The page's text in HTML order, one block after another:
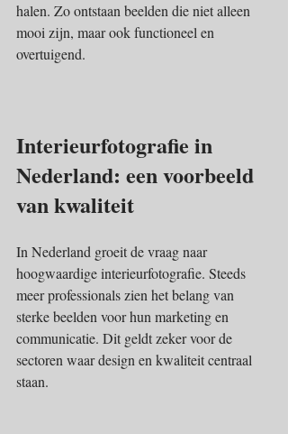
halen. Zo ontstaan beelden die niet alleen
mooi zijn, maar ook functioneel en
overtuigend.
Interieurfotografie in
Nederland: een voorbeeld
van kwaliteit
In Nederland groeit de vraag naar
hoogwaardige interieurfotografie. Steeds
meer professionals zien het belang van
sterke beelden voor hun marketing en
communicatie. Dit geldt zeker voor de
sectoren waar design en kwaliteit centraal
staan.